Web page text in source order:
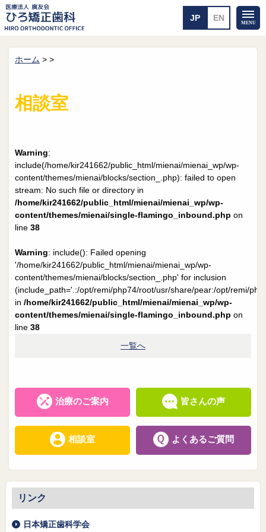
ホーム
院長紹介
矯正治療のリスク
メール送信 相談室
院長日誌 治療相談
スタッフブログ サイトマップ
ホーム > >
相談室
Warning:
include(/home/kir241662/public_html/mienai/mienai_wp/wp-
content/themes/mienai/blocks/section_.php): failed to open
stream: No such file or directory in
/home/kir241662/public_html/mienai/mienai_wp/wp-
content/themes/mienai/single-flamingo_inbound.php on
line 38
Warning: include(): Failed opening
'/home/kir241662/public_html/mienai/mienai_wp/wp-
content/themes/mienai/blocks/section_.php' for inclusion
(include_path='.:/opt/remi/php74/root/usr/share/pear:/opt/remi/
in /home/kir241662/public_html/mienai/mienai_wp/wp-
content/themes/mienai/single-flamingo_inbound.php on
line 38
一覧へ
治療のご案内 皆さんの声
相談室 よくあるご質問
リンク
日本矯正歯科学会